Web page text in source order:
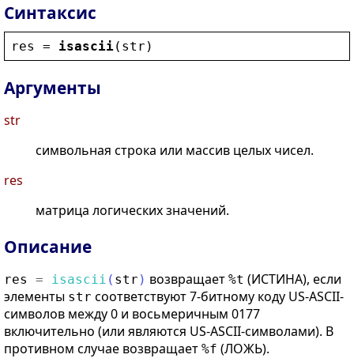
Синтаксис
res = isascii( str )
Аргументы
str
символьная строка или массив целых чисел.
res
матрица логических значений.
Описание
res = isascii ( str ) возвращает %t (ИСТИНА), если
элементы str соответствуют 7-битному коду US-ASCII-
символов между 0 и восьмеричным 0177
включительно (или являются US-ASCII-символами). В
противном случае возвращает %f (ЛОЖЬ).